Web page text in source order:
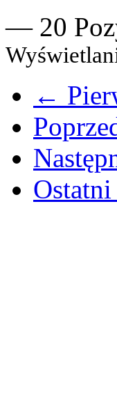
— 20
←